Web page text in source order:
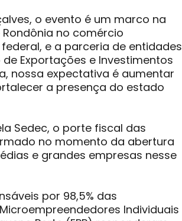
o evento é um marco na
no comércio
e a parceria de entidades
Exportações e Investimentos
nossa expectativa é aumentar
a presença do estado
Sedec, o porte fiscal das
no momento da abertura
e grandes empresas nesse
por 98,5% das
Individuais